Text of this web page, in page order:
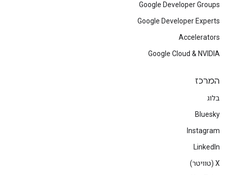
Google Developer Groups
Google Developer Experts
Accelerators
Google Cloud & NVIDIA
המרכז
בלוג
Bluesky
Instagram
LinkedIn
‫X (טוויטר)